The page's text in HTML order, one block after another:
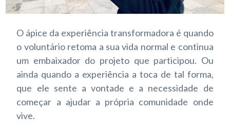
O ápice da experiência transformadora é quando
o voluntário retoma a sua vida normal e continua
um embaixador do projeto que participou. Ou
ainda quando a experiência a toca de tal forma,
que ele sente a vontade e a necessidade de
começar a ajudar a própria comunidade onde
vive.